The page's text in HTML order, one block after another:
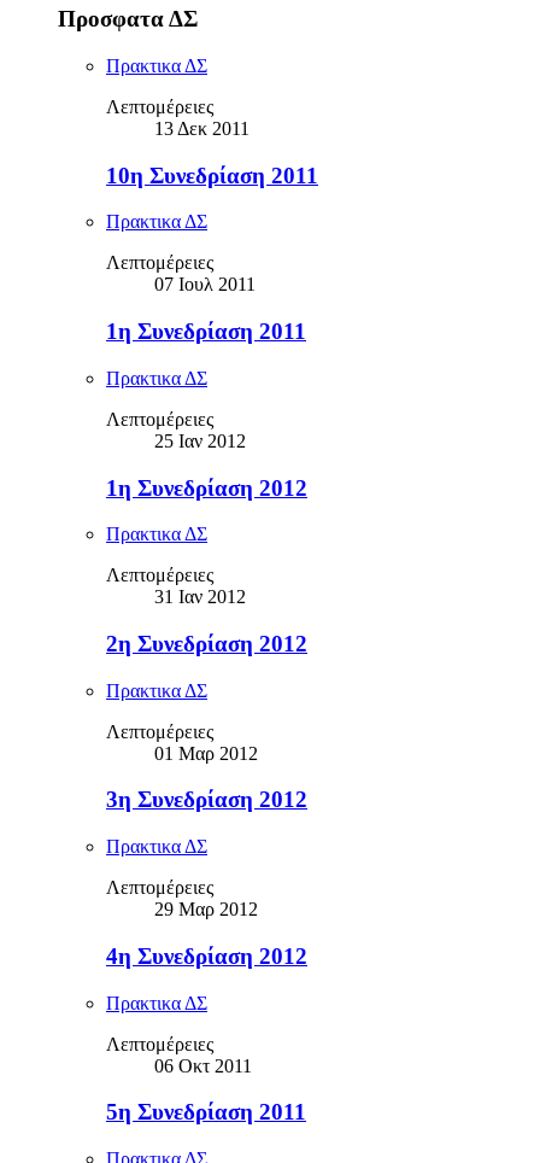
Προσφατα ΔΣ
Πρακτικα ΔΣ
Λεπτομέρειες
13 Δεκ 2011
10η Συνεδρίαση 2011
Πρακτικα ΔΣ
Λεπτομέρειες
07 Ιουλ 2011
1η Συνεδρίαση 2011
Πρακτικα ΔΣ
Λεπτομέρειες
25 Ιαν 2012
1η Συνεδρίαση 2012
Πρακτικα ΔΣ
Λεπτομέρειες
31 Ιαν 2012
2η Συνεδρίαση 2012
Πρακτικα ΔΣ
Λεπτομέρειες
01 Μαρ 2012
3η Συνεδρίαση 2012
Πρακτικα ΔΣ
Λεπτομέρειες
29 Μαρ 2012
4η Συνεδρίαση 2012
Πρακτικα ΔΣ
Λεπτομέρειες
06 Οκτ 2011
5η Συνεδρίαση 2011
Πρακτικα ΔΣ